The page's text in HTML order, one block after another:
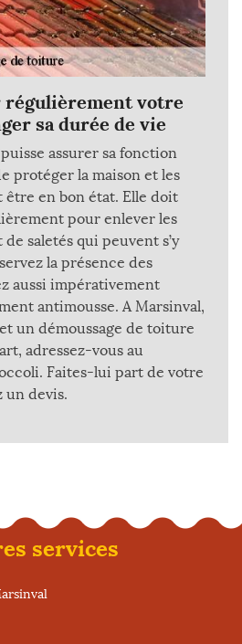
régulièrement votre
sa durée de vie
assurer sa fonction
protéger la maison et les
être en bon état. Elle doit
pour enlever les
saletés qui peuvent s’y
la présence des
aussi impérativement
antimousse. A Marsinval,
un démoussage de toiture
adressez-vous au
Faites-lui part de votre
un devis.
services